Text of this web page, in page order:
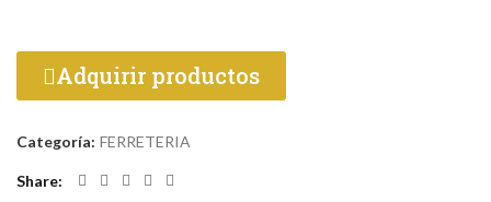
Adquirir productos
Categoría: FERRETERIA
Share